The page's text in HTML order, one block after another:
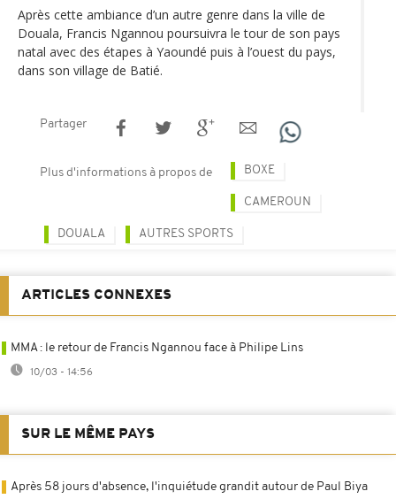
Après cette ambiance d’un autre genre dans la ville de
Douala, Francis Ngannou poursuivra le tour de son pays
natal avec des étapes à Yaoundé puis à l’ouest du pays,
dans son village de Batié.
Partager
Plus d'informations à propos de BOXE
CAMEROUN
DOUALA AUTRES SPORTS
ARTICLES CONNEXES
MMA : le retour de Francis Ngannou face à Philipe Lins
10/03 - 14:56
SUR LE MÊME PAYS
Après 58 jours d'absence, l'inquiétude grandit autour de Paul Biya